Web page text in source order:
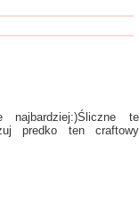
najbardziej:)Śliczne te
predko ten craftowy